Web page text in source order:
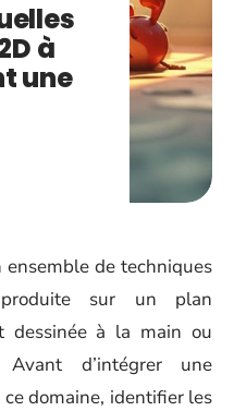
à
une
ensemble de techniques
sur un plan
dessinée à la main ou
Avant d’intégrer une
domaine, identifier les